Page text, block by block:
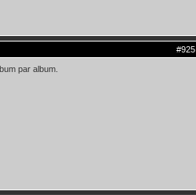
#925
par album.